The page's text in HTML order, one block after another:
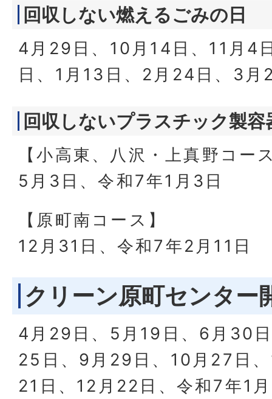
回収しない燃えるごみの日
4月29日、10月14日、11月4
日、1月13日、2月24日、3月
回収しないプラスチック製容
【小高東、八沢・上真野コー
5月3日、令和7年1月3日
【原町南コース】
12月31日、令和7年2月11日
クリーン原町センター
4月29日、5月19日、6月30
25日、9月29日、10月27日
21日、12月22日、令和7年1